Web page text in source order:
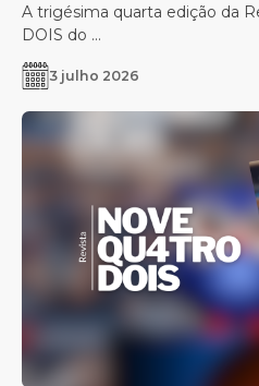
A trigésima quarta edição da
DOIS do ...
3 julho 2026